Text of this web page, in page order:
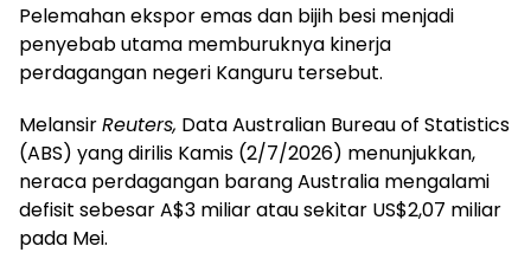
Pelemahan ekspor emas dan bijih besi menjadi
penyebab utama memburuknya kinerja
perdagangan negeri Kanguru tersebut.
MelansirReuters, Data Australian Bureau of Statistics
(ABS) yang dirilis Kamis (2/7/2026) menunjukkan,
neraca perdagangan barang Australia mengalami
defisit sebesar A$3 miliar atau sekitar US$2,07 miliar
pada Mei.